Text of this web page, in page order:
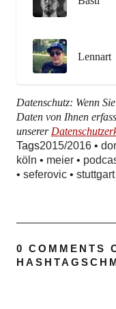
Lennart
Datenschutz: Wenn
Daten von Ihnen
unserer
Tags2015/2016•
köln • meier•
• seferovic• stuttgart
0 COMMENTS